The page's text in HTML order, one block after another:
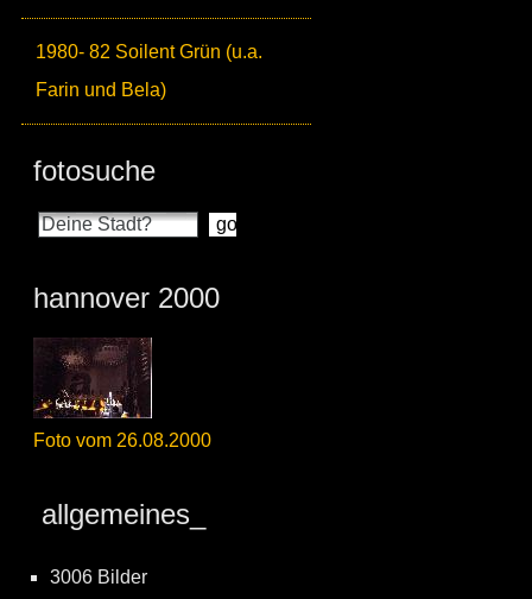
1980- 82 Soilent Grün (u.a.
Farin und Bela)
fotosuche
hannover 2000
Foto vom 26.08.2000
allgemeines_
3006 Bilder